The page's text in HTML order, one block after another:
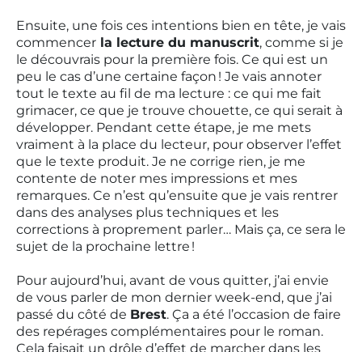
Ensuite, une fois ces intentions bien en tête, je vais
commencer la lecture du manuscrit, comme si je
le découvrais pour la première fois. Ce qui est un
peu le cas d’une certaine façon ! Je vais annoter
tout le texte au fil de ma lecture : ce qui me fait
grimacer, ce que je trouve chouette, ce qui serait à
développer. Pendant cette étape, je me mets
vraiment à la place du lecteur, pour observer l’effet
que le texte produit. Je ne corrige rien, je me
contente de noter mes impressions et mes
remarques. Ce n’est qu’ensuite que je vais rentrer
dans des analyses plus techniques et les
corrections à proprement parler… Mais ça, ce sera le
sujet de la prochaine lettre !
Pour aujourd’hui, avant de vous quitter, j’ai envie
de vous parler de mon dernier week-end, que j’ai
passé du côté de Brest. Ça a été l’occasion de faire
des repérages complémentaires pour le roman.
Cela faisait un drôle d’effet de marcher dans les